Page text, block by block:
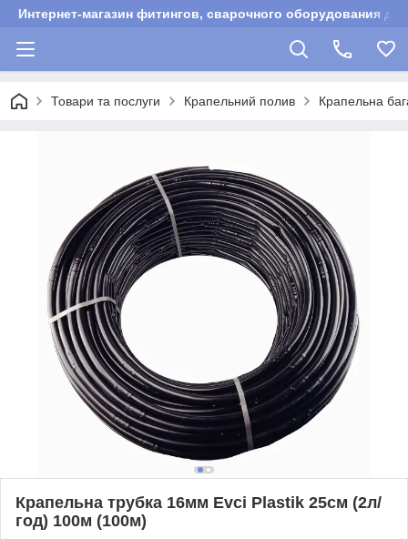
Интернет-магазин фитингов, сварочного оборудования
Товари та послуги Крапельний полив Крапельна
Крапельна трубка 16мм Evci Plastik 25см (2л/
год) 100м (100м)